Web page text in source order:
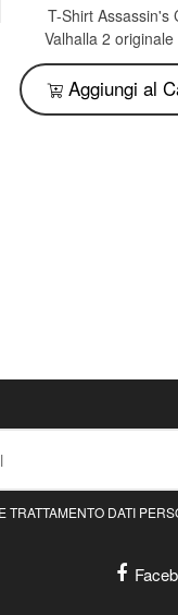
T-Shirt Assassin's
Valhalla 2
bianca adulto
Aggiungi al
TRATTAMENTO DATI